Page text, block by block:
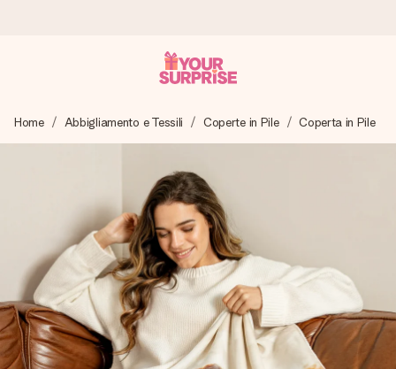
Prepariamo il tuo regalo con attenzione e lo spediamo in un
lampo – così potrai consegnarlo al momento giusto, quando
4,7 (basato su +15.000 recensioni)
I nostri regali ispirano. I clienti ci valutano 4,7 su Google
Reviews.
Biglietto d'auguri gratuito
Home Abbigliamento e Tessili Coperte in Pile Coperta in Pile